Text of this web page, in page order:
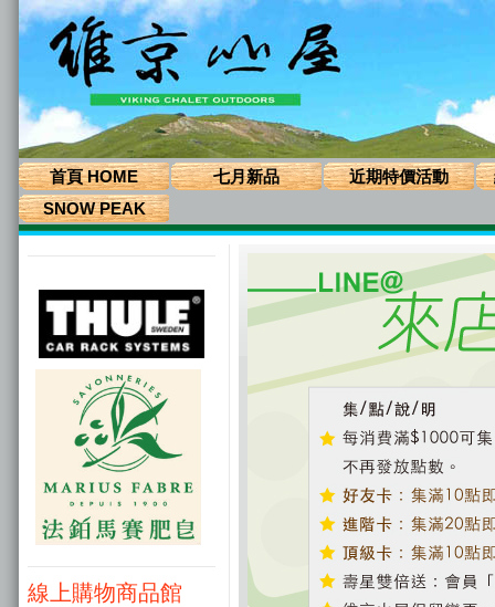
首頁 HOME 七月新品 近期特價活動
SNOW PEAK
線上購物商品館